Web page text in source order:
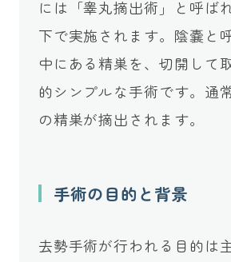
には「睾丸摘出術」と呼ば
下で実施されます。陰嚢と
中にある精巣を、切開して
的シンプルな手術です。通
の精巣が摘出されます。
手術の目的と背景
去勢手術が行われる目的は